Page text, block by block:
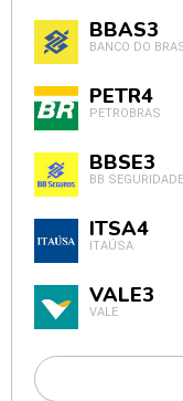
BBAS3
BANCO DO
PETR4
PETROBRAS
BBSE3
BB SEGURIDADE
ITSA4
ITAÚSA
VALE3
VALE